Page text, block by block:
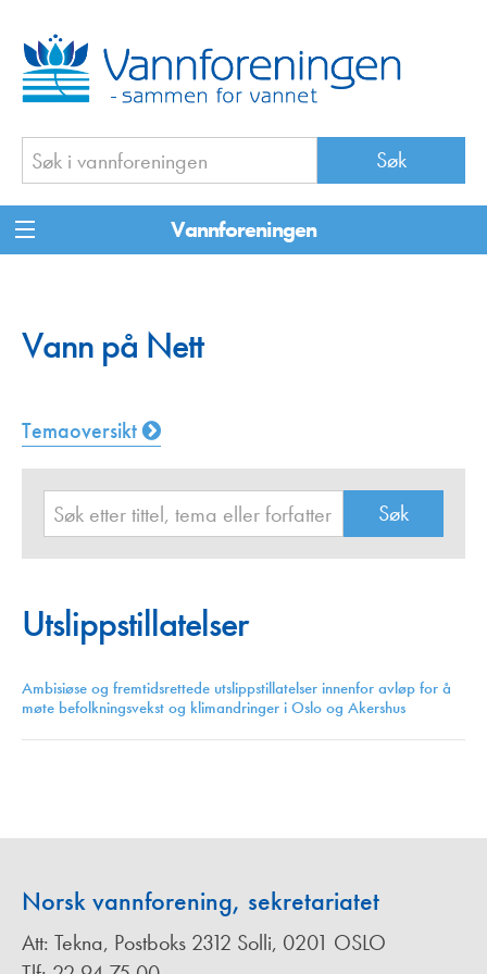
Vannforeningen
Vann på Nett
Temaoversikt
Utslippstillatelser
Ambisiøse og fremtidsrettede utslippstillatelser innenfor avløp for å
møte befolkningsvekst og klimandringer i Oslo og Akershus
Norsk vannforening, sekretariatet
Att: Tekna, Postboks 2312 Solli, 0201 OSLO